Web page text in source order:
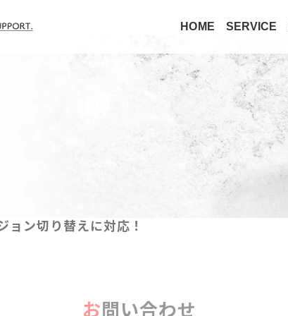
HOME SERVICE
ョン切り替えに対応！
お問い合わせ